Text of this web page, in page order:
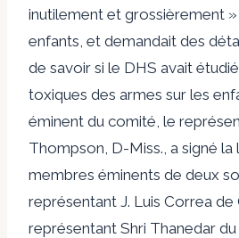
inutilement et grossièrement »
enfants, et demandait des
de savoir si le DHS avait
toxiques des armes sur les
éminent du comité, le
Thompson, D-Miss., a signé la
membres éminents de deux
représentant J. Luis Correa
représentant Shri Thanedar du